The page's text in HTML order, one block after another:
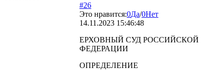
#26
Это нравится:0Да/0Нет
14.11.2023 15:46:48
ЕРХОВНЫЙ СУД РОССИЙСКОЙ
ФЕДЕРАЦИИ
ОПРЕДЕЛЕНИЕ